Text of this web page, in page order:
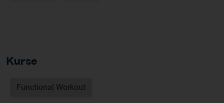
Kurse
Functional Workout